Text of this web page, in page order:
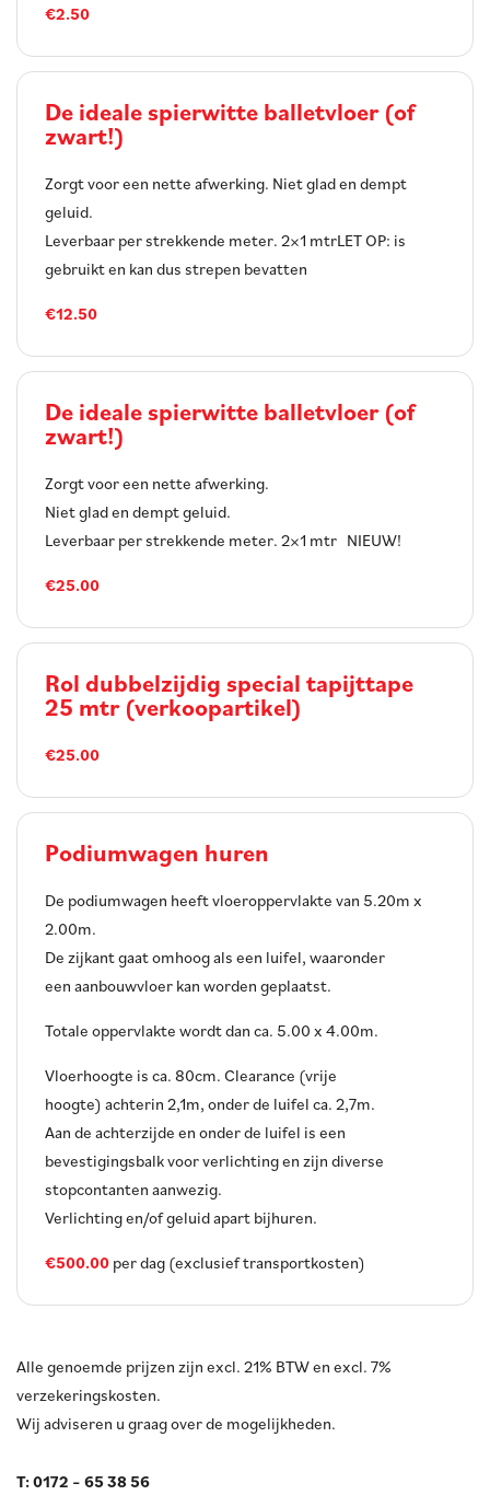
€2.50
De ideale spierwitte balletvloer (of
zwart!)
Zorgt voor een nette afwerking. Niet glad en dempt
geluid.
Leverbaar per strekkende meter. 2×1 mtrLET OP: is
gebruikt en kan dus strepen bevatten
€12.50
De ideale spierwitte balletvloer (of
zwart!)
Zorgt voor een nette afwerking.
Niet glad en dempt geluid.
Leverbaar per strekkende meter. 2×1 mtr NIEUW!
€25.00
Rol dubbelzijdig special tapijttape
25 mtr (verkoopartikel)
€25.00
Podiumwagen huren
De podiumwagen heeft vloeroppervlakte van 5.20m x
2.00m.
De zijkant gaat omhoog als een luifel, waaronder
een aanbouwvloer kan worden geplaatst.
Totale oppervlakte wordt dan ca. 5.00 x 4.00m.
Vloerhoogte is ca. 80cm. Clearance (vrije
hoogte) achterin 2,1m, onder de luifel ca. 2,7m.
Aan de achterzijde en onder de luifel is een
bevestigingsbalk voor verlichting en zijn diverse
stopcontanten aanwezig.
Verlichting en/of geluid apart bijhuren.
€500.00 per dag (exclusief transportkosten)
Alle genoemde prijzen zijn excl. 21% BTW en excl. 7%
verzekeringskosten.
Wij adviseren u graag over de mogelijkheden.
T: 0172 – 65 38 56